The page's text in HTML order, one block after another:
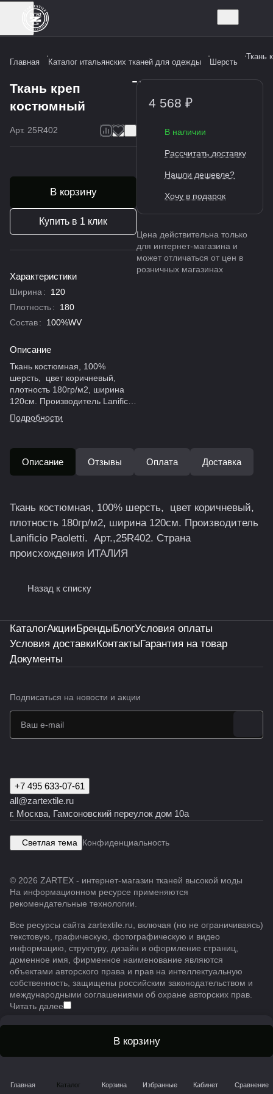
Главная Каталог итальянских тканей для одежды Шерсть
Ткань
Ткань креп
костюмный
Арт. 25R402
В корзину
Купить в 1 клик
Характеристики
Ширина :
120
Плотность:
180
Состав: 100%WV
Описание
Ткань костюмная, 100%
шерсть, цвет коричневый,
плотность 180гр/м2, ширина
120см. Производитель Lanificio
Paoletti. Арт.,25R402. Страна
происхождения ИТАЛИЯ
Подробности
4 568 ₽
В наличии
Рассчитать доставку
Нашли дешевле?
Хочу в подарок
Цена действительна только
для интернет-магазина и
может отличаться от цен в
розничных магазинах
Описание Отзывы Оплата Доставка
Ткань костюмная, 100% шерсть, цвет коричневый,
плотность 180гр/м2, ширина 120см. Производитель
Lanificio Paoletti. Арт.,25R402. Страна
происхождения ИТАЛИЯ
Назад к списку
В корзину
Главная Каталог Корзина Избранные Кабинет Сравнение
КаталогАкцииБрендыБлогУсловия оплаты
Условия доставкиКонтактыГарантия на товар
Документы
Подписаться на новости и акции
+7 495 633-07-61
all@zartextile.ru
г. Москва, Гамсоновский переулок дом 10а
Светлая тема Конфиденциальность
© 2026 ZARTEX - интернет-магазин тканей высокой моды
На информационном ресурсе применяются
рекомендательные технологии
Все ресурсы сайта zartextile.ru, включая (но не ограничиваясь)
текстовую, графическую, фотографическую и видео
информацию, структуру, дизайн и оформление страниц,
доменное имя, фирменное наименование являются
объектами авторского права и прав на интеллектуальную
собственность, защищены российским законодательством и
международными соглашениями об охране авторских прав.
Читать далее